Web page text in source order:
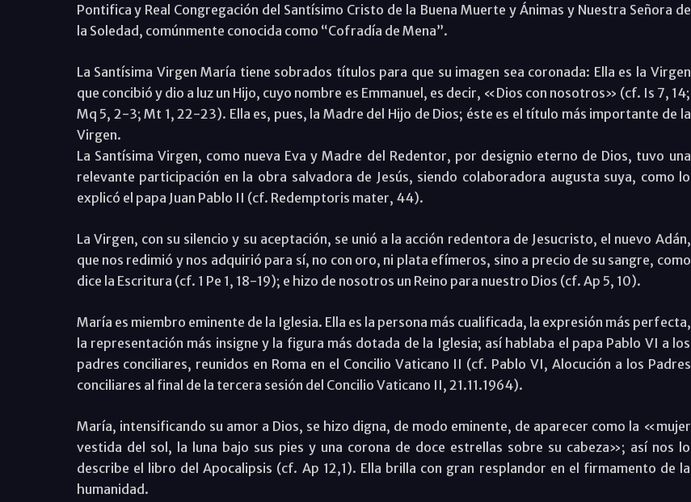
Pontifica y Real Congregación del Santísimo Cristo de la Buena Muerte y Ánimas y Nuestra Señora de
la Soledad, comúnmente conocida como “Cofradía de Mena”.
La Santísima Virgen María tiene sobrados títulos para que su imagen sea coronada: Ella es la Virgen
que concibió y dio a luz un Hijo, cuyo nombre es Emmanuel, es decir, «Dios con nosotros» (cf. Is 7, 14;
Mq 5, 2-3; Mt 1, 22-23). Ella es, pues, la Madre del Hijo de Dios; éste es el título más importante de la
Virgen.
La Santísima Virgen, como nueva Eva y Madre del Redentor, por designio eterno de Dios, tuvo una
relevante participación en la obra salvadora de Jesús, siendo colaboradora augusta suya, como lo
explicó el papa Juan Pablo II (cf. Redemptoris mater, 44).
La Virgen, con su silencio y su aceptación, se unió a la acción redentora de Jesucristo, el nuevo Adán,
que nos redimió y nos adquirió para sí, no con oro, ni plata efímeros, sino a precio de su sangre, como
dice la Escritura (cf. 1 Pe 1, 18-19); e hizo de nosotros un Reino para nuestro Dios (cf. Ap 5, 10).
María es miembro eminente de la Iglesia. Ella es la persona más cualificada, la expresión más perfecta,
la representación más insigne y la figura más dotada de la Iglesia; así hablaba el papa Pablo VI a los
padres conciliares, reunidos en Roma en el Concilio Vaticano II (cf. Pablo VI, Alocución a los Padres
conciliares al final de la tercera sesión del Concilio Vaticano II, 21.11.1964).
María, intensificando su amor a Dios, se hizo digna, de modo eminente, de aparecer como la «mujer
vestida del sol, la luna bajo sus pies y una corona de doce estrellas sobre su cabeza»; así nos lo
describe el libro del Apocalipsis (cf. Ap 12,1). Ella brilla con gran resplandor en el firmamento de la
humanidad.